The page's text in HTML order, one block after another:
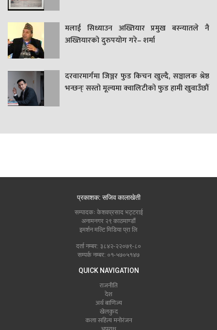
मलाई सिध्याउन अख्तियार प्रमुख बस्न्यातले नै
अख्तियारको दुरुपयोग गरे– शर्मा
दरवारमार्गमा जिञ्जर फुड किचन खुल्दै, सञ्चालक श्रेष्ठ
भन्छन्ः सस्तो मूल्यमा क्वालिटीको फुड हामी खुवाउँछौं
प्रकाशक: सजिव कालाखेती
सम्पादकः केशवप्रसाद भट्टराई
अनामनगर २९ काठमाण्डौं
इमर्शन मल्टि मिडिया प्रा लि
दर्ता नम्बर: ३८४२-२२०७९-८०
सम्पर्क नम्बर: ०१-५७०५१४७
QUICK NAVIGATION
राजनीति
देश
अर्थ बाणिज्य
खेलकुद
कला सहित्य मनोरंजन